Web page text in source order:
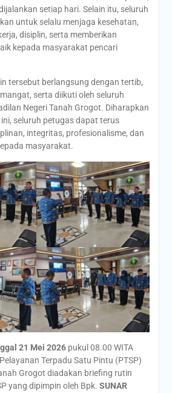
setiap hari. Selain itu, seluruh
untuk selalu menjaga kesehatan,
disiplin, serta memberikan
kepada masyarakat pencari
tersebut berlangsung dengan tertib,
serta diikuti oleh seluruh
Negeri Tanah Grogot. Diharapkan
seluruh petugas dapat terus
integritas, profesionalisme, dan
masyarakat.
21 Mei 2026pukul 08.00 WITA
Terpadu Satu Pintu (PTSP)
Grogot diadakan briefing rutin
yang dipimpin oleh Bpk. SUNAR